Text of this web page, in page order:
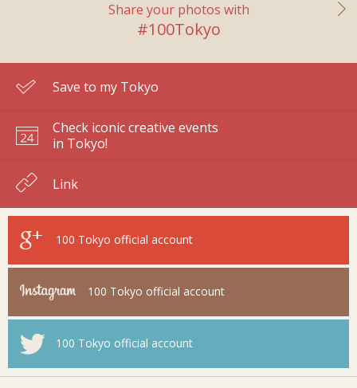
Share your photos with
#100Tokyo
Save to my Tokyo
Check iconic creative events
in Tokyo!
Link
100 Tokyo official account
100 Tokyo official account
100 Tokyo official account